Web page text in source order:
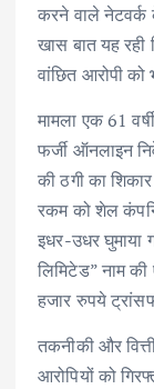
करने वाले नेटवर्क
खास बात यह
वांछित आरोपी को
मामला एक 61
फर्जी ऑनलाइन
की ठगी का
रकम को शेल
इधर-उधर घुमाया
लिमिटेड” नाम
हजार रुपये
तकनीकी और
आरोपियों को